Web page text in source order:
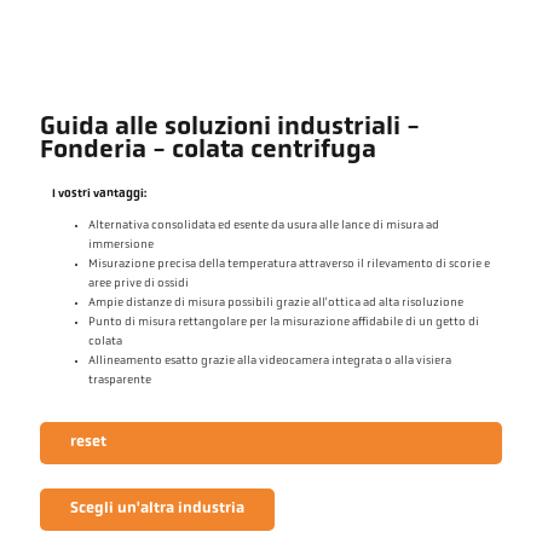
Guida alle soluzioni industriali -
Fonderia - colata centrifuga
I vostri vantaggi:
Alternativa consolidata ed esente da usura alle lance di misura ad
immersione
Misurazione precisa della temperatura attraverso il rilevamento di scorie e
aree prive di ossidi
Ampie distanze di misura possibili grazie all'ottica ad alta risoluzione
Punto di misura rettangolare per la misurazione affidabile di un getto di
colata
Allineamento esatto grazie alla videocamera integrata o alla visiera
trasparente
reset
Scegli un'altra industria